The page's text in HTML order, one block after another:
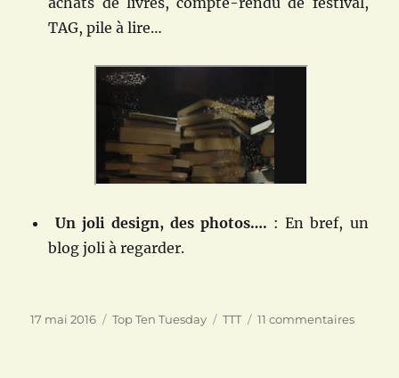
TAG, pile à lire…
Un joli design, des photos…. : En bref, un
blog joli à regarder.
Publié
17 mai 2016 Catégories
Top Ten Tuesday Étiquettes
TTT 11 commentairessur